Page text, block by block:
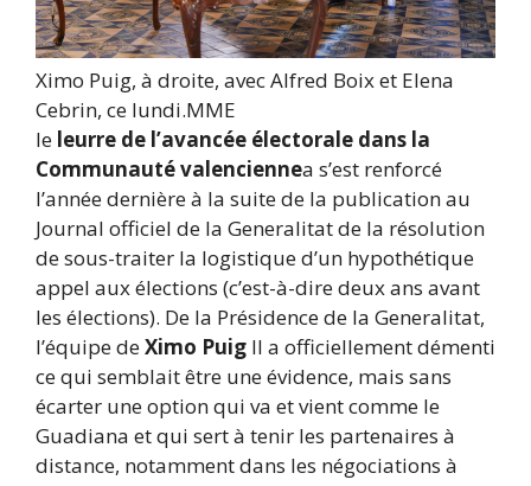
Ximo Puig, à droite, avec Alfred Boix et Elena
Cebrin, ce lundi.MME
le leurre de l’avancée électorale dans la
Communauté valenciennea s’est renforcé
l’année dernière à la suite de la publication au
Journal officiel de la Generalitat de la résolution
de sous-traiter la logistique d’un hypothétique
appel aux élections (c’est-à-dire deux ans avant
les élections). De la Présidence de la Generalitat,
l’équipe deXimo Puig Il a officiellement démenti
ce qui semblait être une évidence, mais sans
écarter une option qui va et vient comme le
Guadiana et qui sert à tenir les partenaires à
distance, notamment dans les négociations à